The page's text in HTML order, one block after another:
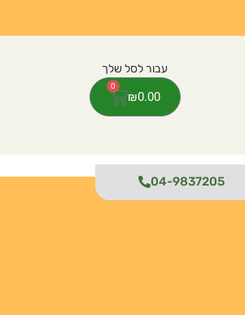
₪0.00
0
04-9837205